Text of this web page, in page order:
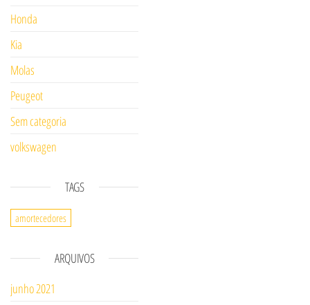
Honda
Kia
Molas
Peugeot
Sem categoria
volkswagen
TAGS
amortecedores
ARQUIVOS
junho 2021